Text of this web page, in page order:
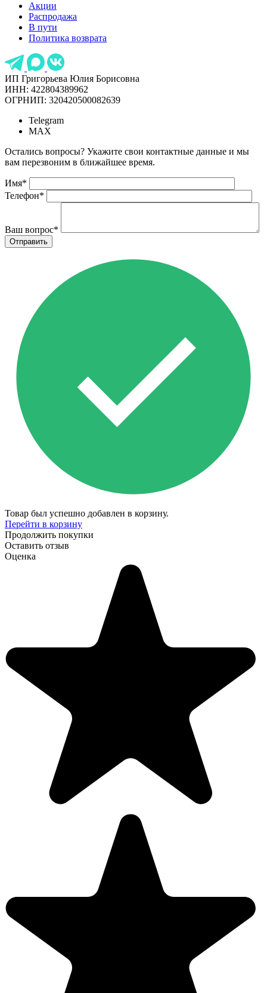
Акции
Распродажа
В пути
Политика возврата
ИП Григорьева Юлия Борисовна
ИНН: 422804389962
ОГРНИП: 320420500082639
Telegram
MAX
Остались вопросы? Укажите свои контактные данные и мы
вам перезвоним в ближайшее время.
Имя*
Телефон*
Ваш вопрос*
Товар был успешно добавлен в корзину.
Перейти в корзину
Продолжить покупки
Оставить отзыв
Оценка